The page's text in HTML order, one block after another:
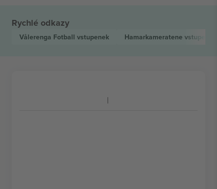
Rychlé odkazy
Vålerenga Fotball vstupenek Hamarkameratene vstupenek